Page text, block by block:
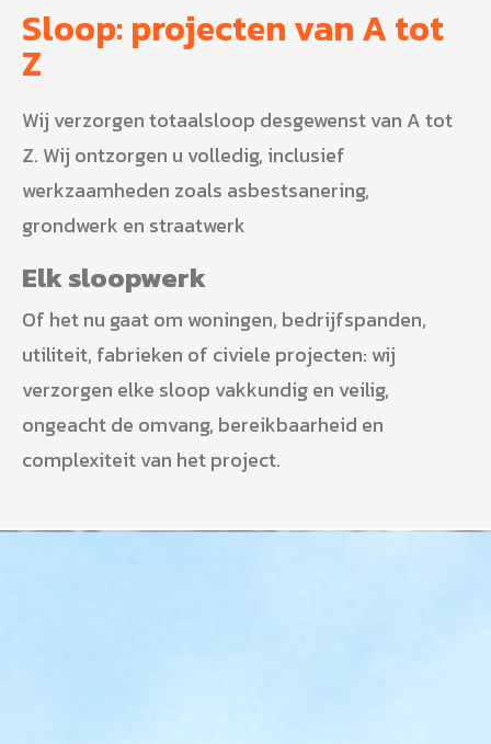
Sloop: projecten van A tot
Z
Wij verzorgen totaalsloop desgewenst van A tot
Z. Wij ontzorgen u volledig, inclusief
werkzaamheden zoals asbestsanering,
grondwerk en straatwerk
Elk sloopwerk
Of het nu gaat om woningen, bedrijfspanden,
utiliteit, fabrieken of civiele projecten: wij
verzorgen elke sloop vakkundig en veilig,
ongeacht de omvang, bereikbaarheid en
complexiteit van het project.